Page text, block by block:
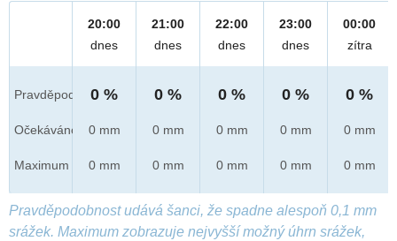
Pravděpod.
Očekáváno
Maximum
20:00
dnes
0 %
0 mm
0 mm
21:00
dnes
0 %
0 mm
0 mm
22:00
dnes
0 %
0 mm
0 mm
23:00
dnes
0 %
0 mm
0 mm
00:00
zítra
0 %
0 mm
0 mm
Pravděpodobnost udává šanci, že spadne alespoň 0,1 mm
srážek. Maximum zobrazuje nejvyšší možný úhrn srážek,